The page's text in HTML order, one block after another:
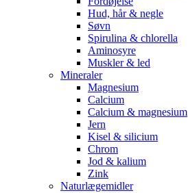
Hud, hår & negle
Søvn
Spirulina & chlorella
Aminosyre
Muskler & led
Mineraler
Magnesium
Calcium
Calcium & magnesium
Jern
Kisel & silicium
Chrom
Jod & kalium
Zink
Naturlægemidler